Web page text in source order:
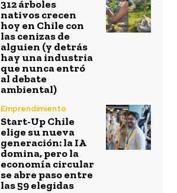
312 árboles
nativos crecen
hoy en Chile con
las cenizas de
alguien (y detrás
hay una industria
que nunca entró
al debate
ambiental)
Emprendimiento
Start-Up Chile
elige su nueva
generación: la IA
domina, pero la
economía circular
se abre paso entre
las 59 elegidas